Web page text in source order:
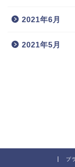
2021年6月
2021年5月
プ